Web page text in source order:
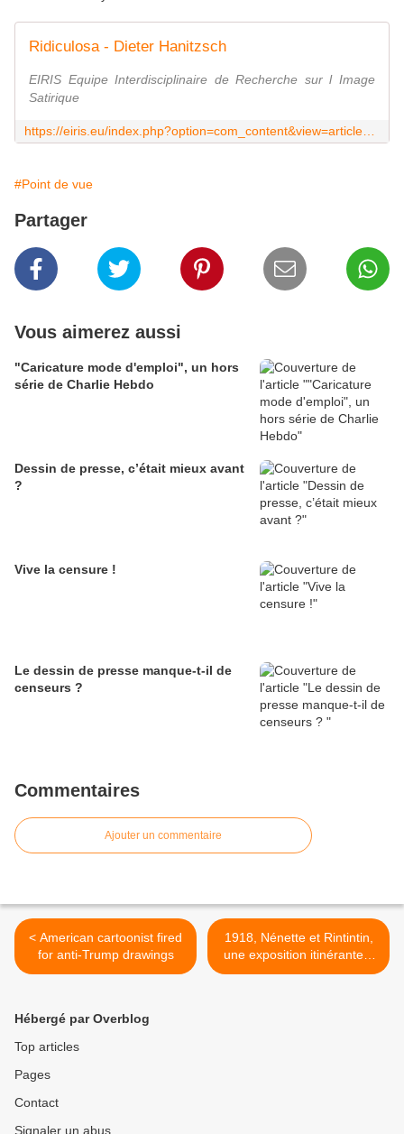
Ridiculosa - Dieter Hanitzsch
EIRIS Equipe Interdisciplinaire de Recherche sur l Image
Satirique
#Point de vue
Partager
Vous aimerez aussi
"Caricature mode d'emploi", un hors
série de Charlie Hebdo
Dessin de presse, c’était mieux avant
?
Vive la censure !
Le dessin de presse manque-t-il de
censeurs ?
Commentaires
Ajouter un commentaire
< American cartoonist fired
for anti-Trump drawings
1918, Nénette et Rintintin,
une exposition itinérante à
louer / imprimer >
Hébergé par Overblog
Top articles
Pages
Contact
Signaler un abus